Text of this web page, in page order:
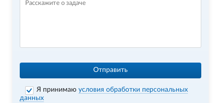
Отправить
Я принимаюусловия обработки персональных
данных